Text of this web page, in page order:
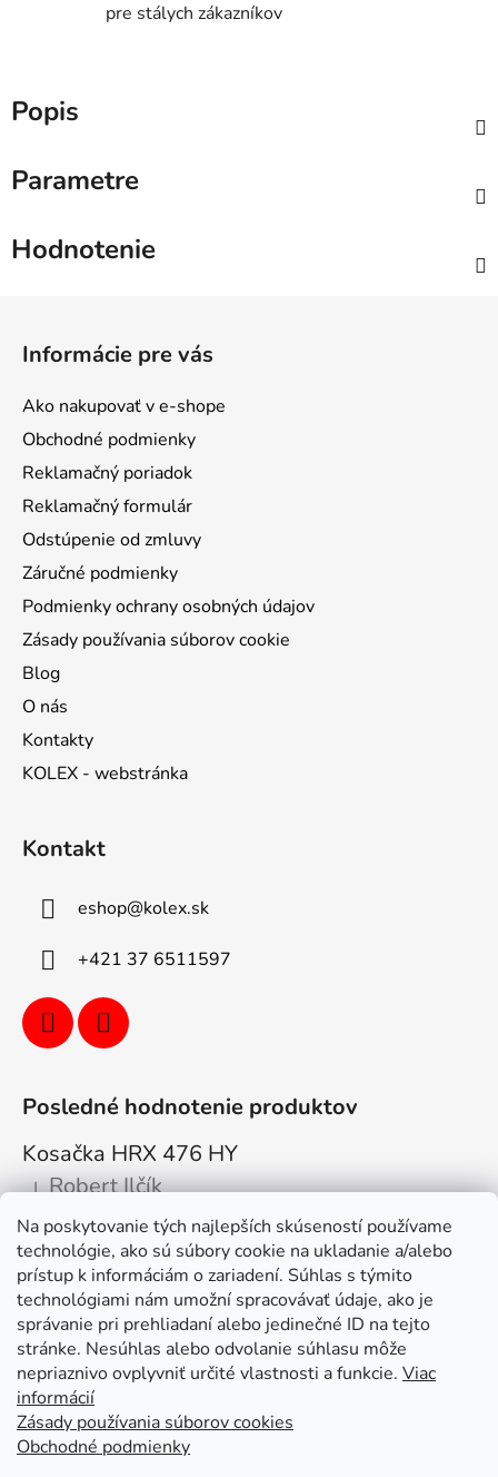
Na poskytovanie tých najlepších skúseností používame
technológie, ako sú súbory cookie na ukladanie a/alebo
prístup k informáciám o zariadení. Súhlas s týmito
technológiami nám umožní spracovávať údaje, ako je
správanie pri prehliadaní alebo jedinečné ID na tejto
stránke. Nesúhlas alebo odvolanie súhlasu môže
nepriaznivo ovplyvniť určité vlastnosti a funkcie. Viac
informácií
Zásady používania súborov cookies
Obchodné podmienky
pre stálych zákazníkov
Popis
Parametre
Hodnotenie
Informácie pre vás
Ako nakupovať v e-shope
Obchodné podmienky
Reklamačný poriadok
Reklamačný formulár
Odstúpenie od zmluvy
Záručné podmienky
Podmienky ochrany osobných údajov
Zásady používania súborov cookie
Blog
O nás
Kontakty
KOLEX - webstránka
Kontakt
eshop@kolex.sk
+421 37 6511597
Posledné hodnotenie produktov
Kosačka HRX 476 HY
Hodnotenie produktu je 5 z 5 hviezdičiek.
| Robert Ilčík
Super. Odporúčam
Facebook
Kolex, s.r.o. - webstránka